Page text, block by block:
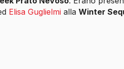
Elisa Guglielmi allaWinter